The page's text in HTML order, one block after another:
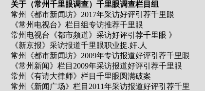
关于（常州千里眼调查）千里眼调查栏目组
常州《都市新闻坊》2017年采访好评引荐千里眼
《常州电视台》栏目组专访推荐千里眼
常州电视台《都市频道》采访好评引荐千里眼 》
《新京报》采访报道千里眼职业捉.奸.人
常州《都市新闻坊》2009年专访报道好评引荐千里眼
《常州新闻》栏目2009年采访报道好评引荐千里眼
常州《有请大律师》栏目千里眼圆满破案
常州《新闻广场》栏目2011年采访报道好评引荐千里